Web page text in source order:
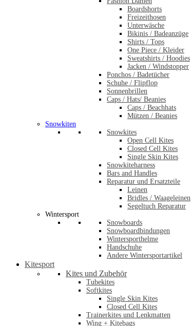
Boardshorts
Freizeithosen
Unterwäsche
Bikinis / Badeanzüge
Shirts / Tops
One Piece / Kleider
Sweatshirts / Hoodies
Jacken / Windstopper
Ponchos / Badetücher
Schuhe / Flipflop
Sonnenbrillen
Caps / Hats/ Beanies
Caps / Beachhats
Mützen / Beanies
Snowkiten
Snowkites
Open Cell Kites
Closed Cell Kites
Single Skin Kites
Snowkiteharness
Bars and Handles
Reparatur und Ersatzteile
Leinen
Bridles / Waageleinen
Segeltuch Reparatur
Wintersport
Snowboards
Snowboardbindungen
Wintersporthelme
Handschuhe
Andere Wintersportartikel
Kitesport
Kites und Zubehör
Tubekites
Softkites
Single Skin Kites
Closed Cell Kites
Trainerkites und Lenkmatten
Wing + Kitebags